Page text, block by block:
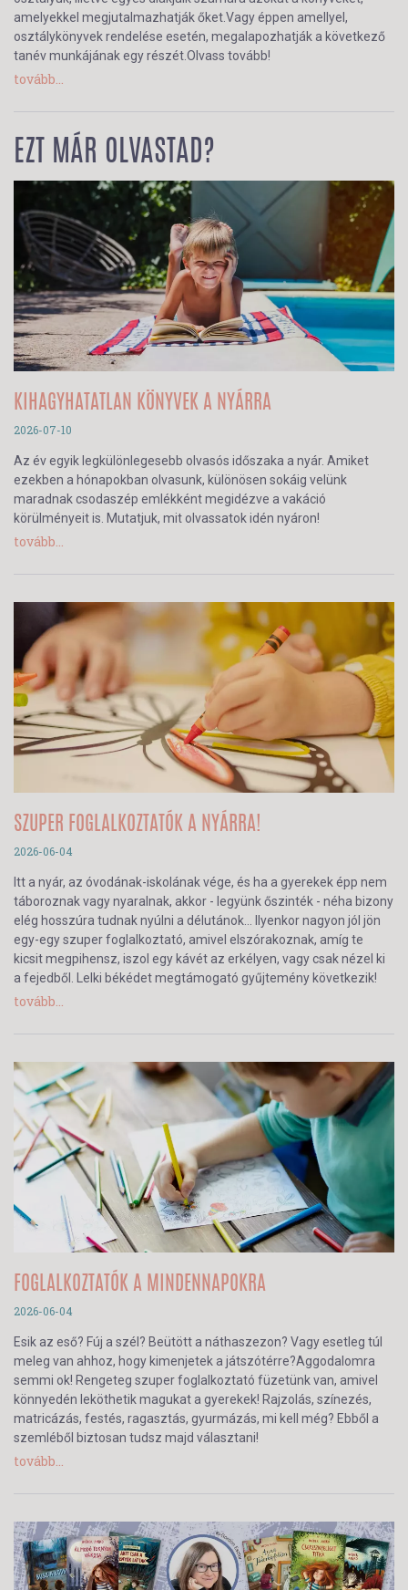
amelyekkel megjutalmazhatják őket.Vagy éppen amellyel,
osztálykönyvek rendelése esetén, megalapozhatják a következő
tanév munkájának egy részét.Olvass tovább!
tovább...
EZT MÁR OLVASTAD?
KIHAGYHATATLAN KÖNYVEK A NYÁRRA
2026-07-10
Az év egyik legkülönlegesebb olvasós időszaka a nyár. Amiket
ezekben a hónapokban olvasunk, különösen sokáig velünk
maradnak csodaszép emlékként megidézve a vakáció
körülményeit is. Mutatjuk, mit olvassatok idén nyáron!
tovább...
SZUPER FOGLALKOZTATÓK A NYÁRRA!
2026-06-04
Itt a nyár, az óvodának-iskolának vége, és ha a gyerekek épp nem
táboroznak vagy nyaralnak, akkor - legyünk őszinték - néha bizony
elég hosszúra tudnak nyúlni a délutánok… Ilyenkor nagyon jól jön
egy-egy szuper foglalkoztató, amivel elszórakoznak, amíg te
kicsit megpihensz, iszol egy kávét az erkélyen, vagy csak nézel ki
a fejedből. Lelki békédet megtámogató gyűjtemény következik!
tovább...
FOGLALKOZTATÓK A MINDENNAPOKRA
2026-06-04
Esik az eső? Fúj a szél? Beütött a náthaszezon? Vagy esetleg túl
meleg van ahhoz, hogy kimenjetek a játszótérre?Aggodalomra
semmi ok! Rengeteg szuper foglalkoztató füzetünk van, amivel
könnyedén leköthetik magukat a gyerekek! Rajzolás, színezés,
matricázás, festés, ragasztás, gyurmázás, mi kell még? Ebből a
szemléből biztosan tudsz majd választani!
tovább...